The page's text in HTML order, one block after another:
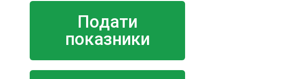
Подати
показники